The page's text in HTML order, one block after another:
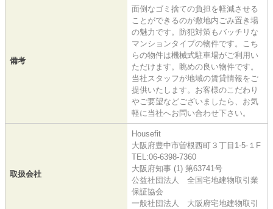
備考
面倒なゴミ捨ての負担を軽減させる
ことができるのが敷地内ごみ置き場
の魅力です。防犯対策もバッチリな
マンションタイプの物件です。こち
らの物件は機械式駐車場がご利用い
ただけます。眺めの良い物件です。
当社スタッフが地域の賃貸情報をご
提供いたします。お客様のこだわり
やご要望などございましたら、お気
軽に当社へお問い合わせ下さい。
取扱会社
Housefit
大阪府豊中市曽根西町３丁目1-5-１F
TEL:06-6398-7360
大阪府知事 (1) 第63741号
公益社団法人 全国宅地建物取引業
保証協会
一般社団法人 大阪府宅地建物取引